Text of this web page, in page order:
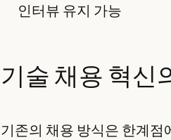
인터뷰 유지 가능
기술 채용 혁신
기존의 채용 방식은 한계점